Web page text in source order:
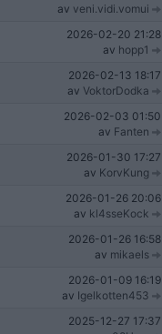
av veni.vidi.vomui
2026-02-20 21:28
av hopp1
2026-02-13 18:17
av VoktorDodka
2026-02-03 01:50
av Fanten
2026-01-30 17:27
av KorvKung
2026-01-26 20:06
av kl4sseKock
2026-01-26 16:58
av mikaels
2026-01-09 16:19
av Igelkotten453
2025-12-27 17:37